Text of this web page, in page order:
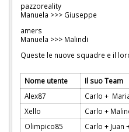
pazzoreality
Manuela >>> Giuseppe
amers
Manuela >>> Malindi
Queste le nuove squadre e il
Nome utente Il suo Team
Alex87
Carlo +
Xello
Carlo +
Olimpico85
Carlo + Juan